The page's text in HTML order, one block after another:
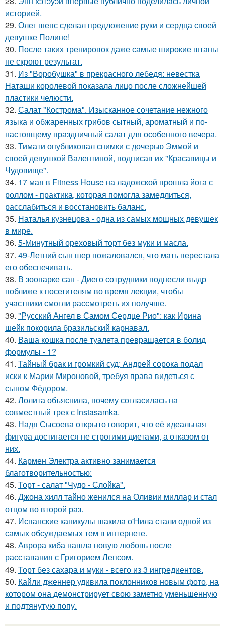
историей.
29. Олег шепс сделал предложение руки и сердца своей
девушке Полине!
30. После таких тренировок даже самые широкие штаны
не скроют результат.
31. Из "Воробушка" в прекрасного лебедя: невестка
Наташи королевой показала лицо после сложнейшей
пластики челюсти.
32. Салат "Кострома". Изысканное сочетание нежного
языка и обжаренных грибов сытный, ароматный и по-
настоящему праздничный салат для особенного вечера.
33. Тимати опубликовал снимки с дочерью Эммой и
своей девушкой Валентиной, подписав их "Красавицы и
Чудовище".
34. 17 мая в Fitness House на ладожской прошла йога с
роллом - практика, которая помогла замедлиться,
расслабиться и восстановить баланс.
35. Наталья кузнецова - одна из самых мощных девушек
в мире.
36. 5-Минутный ореховый торт без муки и масла.
37. 49-Летний сын шер пожаловался, что мать перестала
его обеспечивать.
38. В зоопарке сан - Диего сотрудники поднесли выдр
поближе к посетителям во время лекции, чтобы
участники смогли рассмотреть их получше.
39. "Русский Ангел в Самом Сердце Рио": как Ирина
шейк покорила бразильский карнавал.
40. Ваша кошка после туалета превращается в болид
формулы - 1?
41. Тайный брак и громкий суд: Андрей сорока подал
иски к Марии Мироновой, требуя права видеться с
сыном Фёдором.
42. Лолита объяснила, почему согласилась на
совместный трек с Instasamka.
43. Надя Сысоева открыто говорит, что её идеальная
фигура достигается не строгими диетами, а отказом от
них.
44. Кармен Электра активно занимается
благотворительностью:
45. Торт - салат "Чудо - Слойка".
46. Джона хилл тайно женился на Оливии миллар и стал
отцом во второй раз.
47. Испанские каникулы шакила о'Нила стали одной из
самых обсуждаемых тем в интернете.
48. Аврора киба нашла новую любовь после
расставания с Григорием Лепсом.
49. Торт без сахара и муки - всего из 3 ингредиентов.
50. Кайли дженнер удивила поклонников новым фото, на
котором она демонстрирует свою заметно уменьшенную
и подтянутую попу.